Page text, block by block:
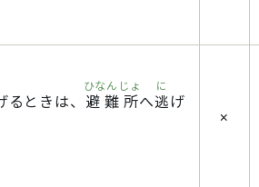
るときは、 避難所
ひなんじょ
へ逃
に
げ
×